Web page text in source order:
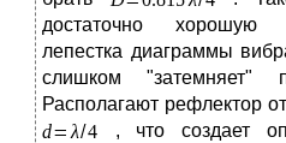
достаточно хорошую
лепестка диаграммы
слишком "затемняет"
Располагают рефлектор
, что создает